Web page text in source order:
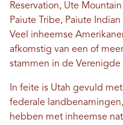
Reservation, Ute
Paiute Tribe, Paiute
Veel inheemse
afkomstig van een of
stammen in de Verenigde
In feite is Utah gevuld
federale
hebben met inheemse